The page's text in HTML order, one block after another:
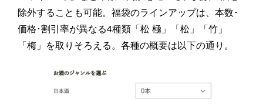
除外することも可能。福袋のラインアップは、本数･
価格･割引率が異なる4種類「松 極」「松」「竹」
「梅」を取りそろえる。各種の概要は以下の通り。